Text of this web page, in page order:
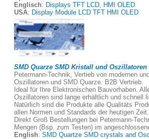
Englisch: Displays TFT LCD, HMI OLED
USA: Display Module LCD TFT HMI OLED
SMD Quarze SMD Kristall und Oszillatoren
Petermann-Technik, Vertieb von modernen
Oszillatoren und SMD Quarze. B2B Vertrieb.
Ideal für Ihre Elektronischen Bauvorhaben.
Oszillatoren sind lange erhältlich und schnell
Natürlich sind die Produkte alle Qualitäts
allen Normen und Standards der heutigen Zeit.
Direkt Groß Bestellungen bei Petermann-
Mengen (Bsp. zum Testen) im
English: SMD Quartze SMD crystals and